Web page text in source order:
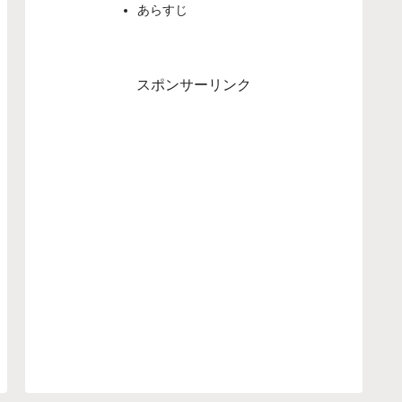
あらすじ
スポンサーリンク